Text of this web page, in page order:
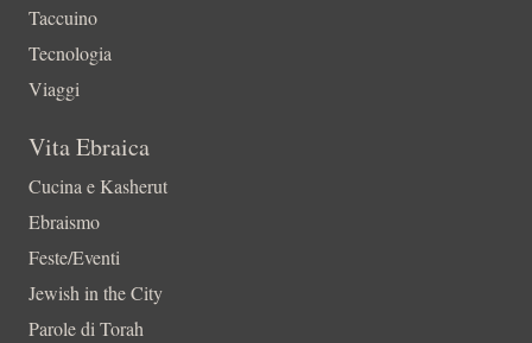
Taccuino
Tecnologia
Viaggi
Vita Ebraica
Cucina e Kasherut
Ebraismo
Feste/Eventi
Jewish in the City
Parole di Torah